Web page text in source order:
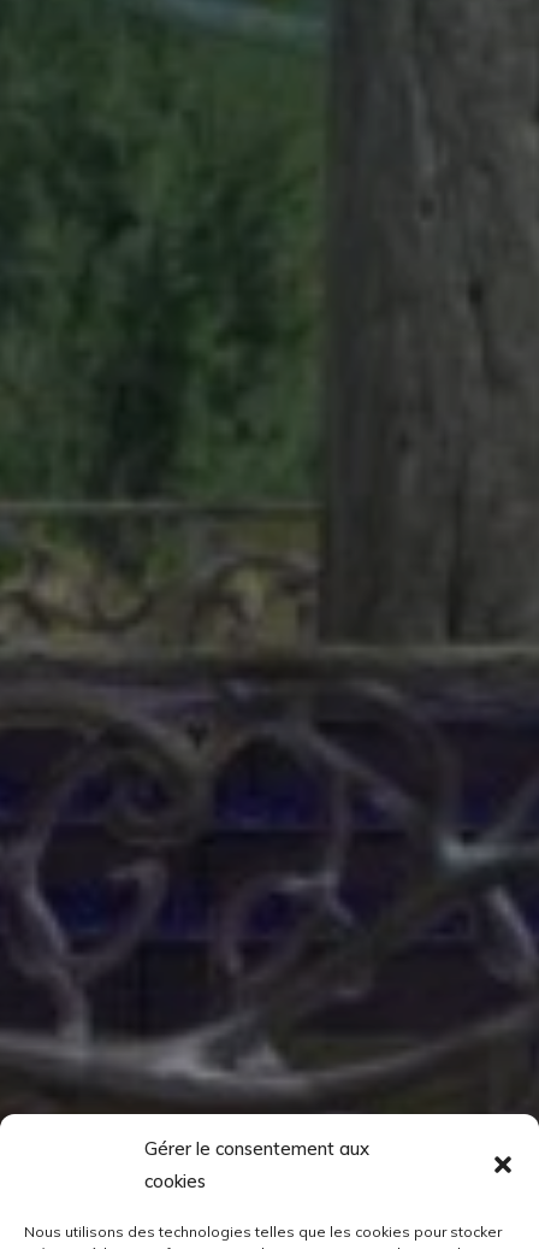
Gérer le consentement aux
cookies
Nous utilisons des technologies telles que les cookies pour stocker